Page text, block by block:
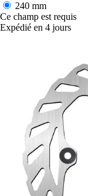
240 mm
Ce champ est requis
Expédié en 4 jours